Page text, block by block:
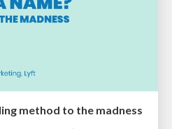
method to the madness